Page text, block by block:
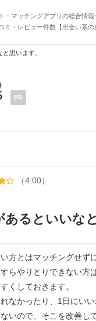
・マッチングアプリの総合情報
ミ・レビュー件数【出会い系の
思います。
PR
（4.00）
あるといいな
方とはマッチングせず
らやりとりできない方
くしておきます。
なかったり、1日にい
いので、そこを改善し